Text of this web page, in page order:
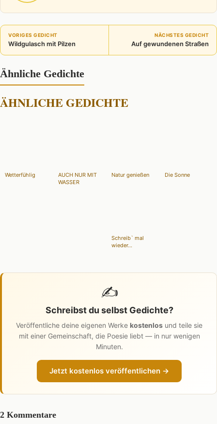
VORIGES GEDICHT
Wildgulasch mit Pilzen
NÄCHSTES GEDICHT
Auf gewundenen Straßen
Ähnliche Gedichte
ÄHNLICHE GEDICHTE
Wetterfühlig
AUCH NUR MIT
WASSER
Natur genießen Die Sonne
Schreib` mal
wieder...
✍️
Schreibst du selbst Gedichte?
Veröffentliche deine eigenen Werke kostenlos und teile sie
mit einer Gemeinschaft, die Poesie liebt — in nur wenigen
Minuten.
Jetzt kostenlos veröffentlichen →
2 Kommentare